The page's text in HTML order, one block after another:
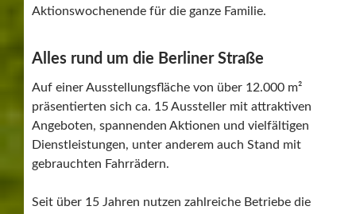
Aktionswochenende für die ganze Familie.
Alles rund um die Berliner Straße
Auf einer Ausstellungsfläche von über 12.000 m²
präsentierten sich ca. 15 Aussteller mit attraktiven
Angeboten, spannenden Aktionen und vielfältigen
Dienstleistungen, unter anderem auch Stand mit
gebrauchten Fahrrädern.
Seit über 15 Jahren nutzen zahlreiche Betriebe die